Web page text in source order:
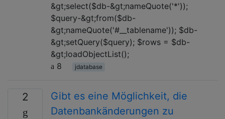
&gt;select($db-&gt;nameQuote('*'));
$query-&gt;from($db-
&gt;nameQuote('#__tablename')); $db-
&gt;setQuery($query); $rows = $db-
&gt;loadObjectList();
8
jdatabase
2
Gibt es eine Möglichkeit, die
Datenbankänderungen zu